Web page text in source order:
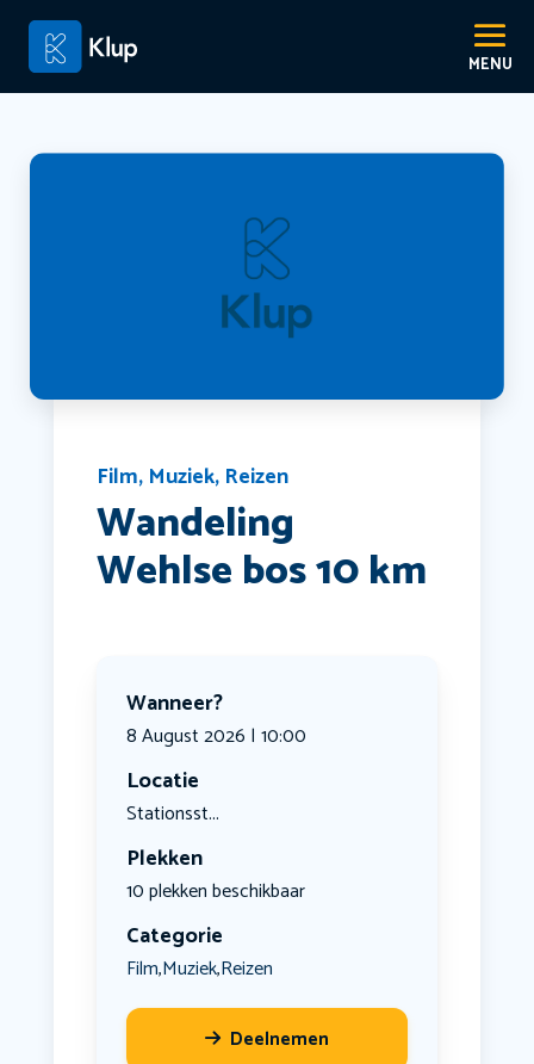
Film, Muziek, Reizen
Wandeling
Wehlse bos 10 km
Wanneer?
8 August 2026 | 10:00
Locatie
Stationsst...
Plekken
10 plekken beschikbaar
Categorie
Film,Muziek,Reizen
Deelnemen